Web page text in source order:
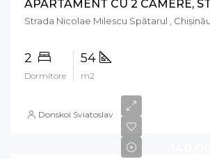
Strada Nicolae Milescu Spătarul ,
2
Dormitore
54
m2
Donskoi Sviatoslav